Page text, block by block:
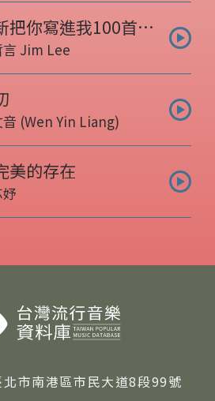
稱:
把你寫進我100首情
:
言 Jim Lee
:
:
音 (Wen Yin Liang)
稱:
美的存在
:
市南港區市民大道8段99號